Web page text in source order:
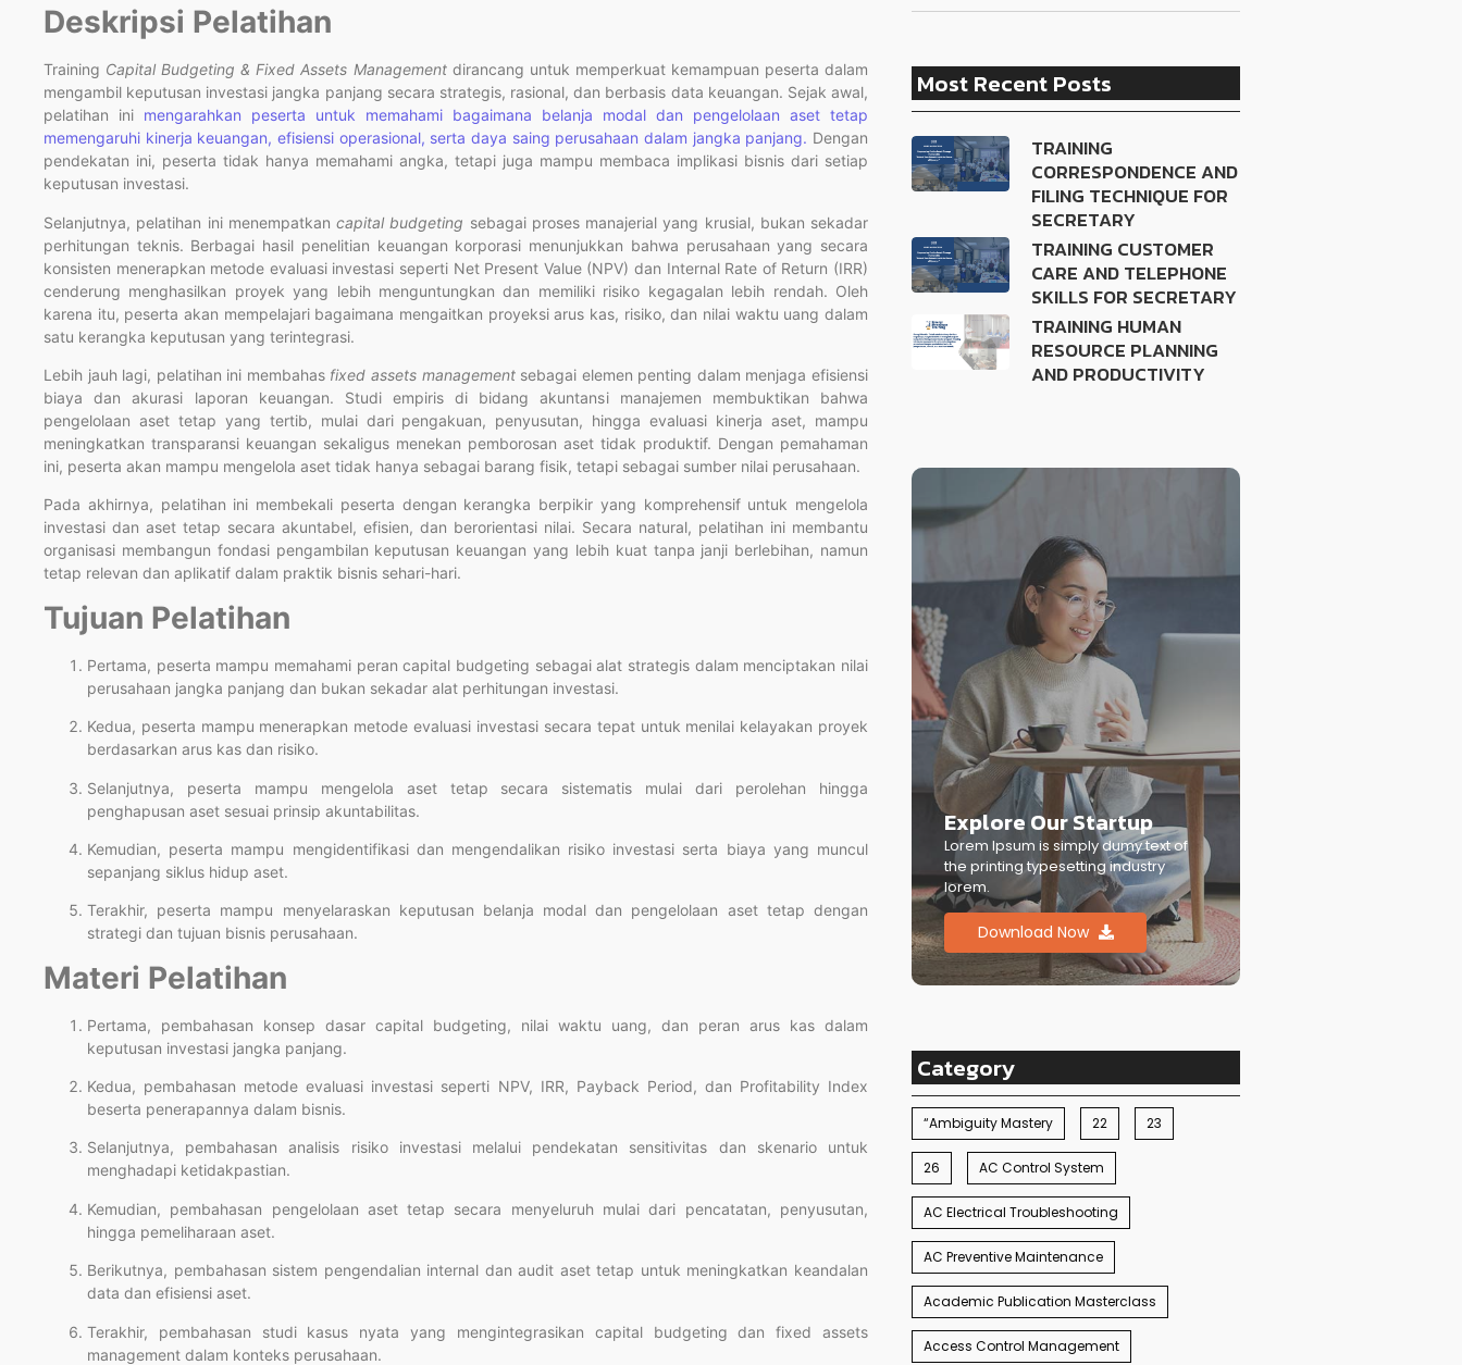
Deskripsi Pelatihan
Training Capital Budgeting & Fixed Assets Managementdirancang untuk memperkuat kemampuan peserta dalam
mengambil keputusan investasi jangka panjang secara strategis, rasional, dan berbasis data keuangan. Sejak awal,
pelatihan ini mengarahkan peserta untuk memahami bagaimana belanja modal dan pengelolaan aset tetap
memengaruhi kinerja keuangan, efisiensi operasional, serta daya saing perusahaan dalam jangka panjang. Dengan
pendekatan ini, peserta tidak hanya memahami angka, tetapi juga mampu membaca implikasi bisnis dari setiap
keputusan investasi.
Selanjutnya, pelatihan ini menempatkan capital budgeting sebagai proses manajerial yang krusial, bukan sekadar
perhitungan teknis. Berbagai hasil penelitian keuangan korporasi menunjukkan bahwa perusahaan yang secara
konsisten menerapkan metode evaluasi investasi seperti Net Present Value (NPV) dan Internal Rate of Return (IRR)
cenderung menghasilkan proyek yang lebih menguntungkan dan memiliki risiko kegagalan lebih rendah. Oleh
karena itu, peserta akan mempelajari bagaimana mengaitkan proyeksi arus kas, risiko, dan nilai waktu uang dalam
satu kerangka keputusan yang terintegrasi.
Lebih jauh lagi, pelatihan ini membahas fixed assets managementsebagai elemen penting dalam menjaga efisiensi
biaya dan akurasi laporan keuangan. Studi empiris di bidang akuntansi manajemen membuktikan bahwa
pengelolaan aset tetap yang tertib, mulai dari pengakuan, penyusutan, hingga evaluasi kinerja aset, mampu
meningkatkan transparansi keuangan sekaligus menekan pemborosan aset tidak produktif. Dengan pemahaman
ini, peserta akan mampu mengelola aset tidak hanya sebagai barang fisik, tetapi sebagai sumber nilai perusahaan.
Pada akhirnya, pelatihan ini membekali peserta dengan kerangka berpikir yang komprehensif untuk mengelola
investasi dan aset tetap secara akuntabel, efisien, dan berorientasi nilai. Secara natural, pelatihan ini membantu
organisasi membangun fondasi pengambilan keputusan keuangan yang lebih kuat tanpa janji berlebihan, namun
tetap relevan dan aplikatif dalam praktik bisnis sehari-hari.
Tujuan Pelatihan
Pertama, peserta mampu memahami peran capital budgeting sebagai alat strategis dalam menciptakan nilai
perusahaan jangka panjang dan bukan sekadar alat perhitungan investasi.
Kedua, peserta mampu menerapkan metode evaluasi investasi secara tepat untuk menilai kelayakan proyek
berdasarkan arus kas dan risiko.
Selanjutnya, peserta mampu mengelola aset tetap secara sistematis mulai dari perolehan hingga
penghapusan aset sesuai prinsip akuntabilitas.
Kemudian, peserta mampu mengidentifikasi dan mengendalikan risiko investasi serta biaya yang muncul
sepanjang siklus hidup aset.
Terakhir, peserta mampu menyelaraskan keputusan belanja modal dan pengelolaan aset tetap dengan
strategi dan tujuan bisnis perusahaan.
Materi Pelatihan
Pertama, pembahasan konsep dasar capital budgeting, nilai waktu uang, dan peran arus kas dalam
keputusan investasi jangka panjang.
Kedua, pembahasan metode evaluasi investasi seperti NPV, IRR, Payback Period, dan Profitability Index
beserta penerapannya dalam bisnis.
Selanjutnya, pembahasan analisis risiko investasi melalui pendekatan sensitivitas dan skenario untuk
menghadapi ketidakpastian.
Kemudian, pembahasan pengelolaan aset tetap secara menyeluruh mulai dari pencatatan, penyusutan,
hingga pemeliharaan aset.
Berikutnya, pembahasan sistem pengendalian internal dan audit aset tetap untuk meningkatkan keandalan
data dan efisiensi aset.
Terakhir, pembahasan studi kasus nyata yang mengintegrasikan capital budgeting dan fixed assets
management dalam konteks perusahaan.
Most Recent Posts
TRAINING
CORRESPONDENCE AND
FILING TECHNIQUE FOR
SECRETARY
TRAINING CUSTOMER
CARE AND TELEPHONE
SKILLS FOR SECRETARY
TRAINING HUMAN
RESOURCE PLANNING
AND PRODUCTIVITY
Explore Our Startup
Lorem Ipsum is simply dumy text of
the printing typesetting industry
lorem.
Download Now
Category
“Ambiguity Mastery 22 23
26 AC Control System
AC Electrical Troubleshooting
AC Preventive Maintenance
Academic Publication Masterclass
Access Control Management